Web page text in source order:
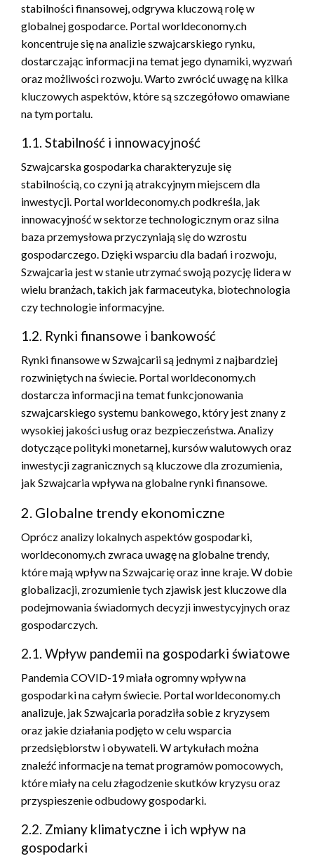
stabilności finansowej, odgrywa kluczową rolę w
globalnej gospodarce. Portal worldeconomy.ch
koncentruje się na analizie szwajcarskiego rynku,
dostarczając informacji na temat jego dynamiki, wyzwań
oraz możliwości rozwoju. Warto zwrócić uwagę na kilka
kluczowych aspektów, które są szczegółowo omawiane
na tym portalu.
1.1. Stabilność i innowacyjność
Szwajcarska gospodarka charakteryzuje się
stabilnością, co czyni ją atrakcyjnym miejscem dla
inwestycji. Portal worldeconomy.ch podkreśla, jak
innowacyjność w sektorze technologicznym oraz silna
baza przemysłowa przyczyniają się do wzrostu
gospodarczego. Dzięki wsparciu dla badań i rozwoju,
Szwajcaria jest w stanie utrzymać swoją pozycję lidera w
wielu branżach, takich jak farmaceutyka, biotechnologia
czy technologie informacyjne.
1.2. Rynki finansowe i bankowość
Rynki finansowe w Szwajcarii są jednymi z najbardziej
rozwiniętych na świecie. Portal worldeconomy.ch
dostarcza informacji na temat funkcjonowania
szwajcarskiego systemu bankowego, który jest znany z
wysokiej jakości usług oraz bezpieczeństwa. Analizy
dotyczące polityki monetarnej, kursów walutowych oraz
inwestycji zagranicznych są kluczowe dla zrozumienia,
jak Szwajcaria wpływa na globalne rynki finansowe.
2. Globalne trendy ekonomiczne
Oprócz analizy lokalnych aspektów gospodarki,
worldeconomy.ch zwraca uwagę na globalne trendy,
które mają wpływ na Szwajcarię oraz inne kraje. W dobie
globalizacji, zrozumienie tych zjawisk jest kluczowe dla
podejmowania świadomych decyzji inwestycyjnych oraz
gospodarczych.
2.1. Wpływ pandemii na gospodarki światowe
Pandemia COVID-19 miała ogromny wpływ na
gospodarki na całym świecie. Portal worldeconomy.ch
analizuje, jak Szwajcaria poradziła sobie z kryzysem
oraz jakie działania podjęto w celu wsparcia
przedsiębiorstw i obywateli. W artykułach można
znaleźć informacje na temat programów pomocowych,
które miały na celu złagodzenie skutków kryzysu oraz
przyspieszenie odbudowy gospodarki.
2.2. Zmiany klimatyczne i ich wpływ na
gospodarki